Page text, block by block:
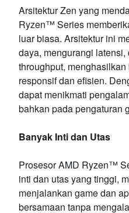
Arsitektur Zen yang
Ryzen™ Series
luar biasa. Arsitektur ini
daya, mengurangi
throughput,
responsif dan efisien.
dapat menikmati
bahkan pada pengaturan
Banyak Inti dan Utas
Prosesor AMD Ryzen™
inti dan utas yang tinggi,
menjalankan game dan
bersamaan tanpa